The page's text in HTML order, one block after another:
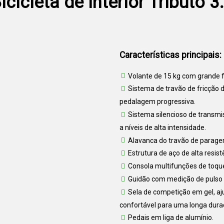
Características principais:
Volante de 15 kg com grande
Sistema de travão de fricção
pedalagem progressiva.
Sistema silencioso de
a níveis de alta intensidade.
Alavanca do travão de
Estrutura de aço de alta
Consola multifunções de
Guidão com medição de
Sela de competição em gel,
confortável para uma longa
Pedais em liga de alumínio.